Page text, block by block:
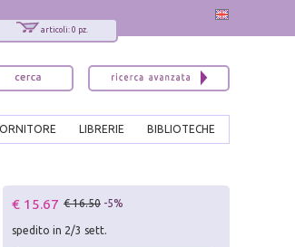
articoli: 0 pz.
BIBLIOTECHE
LIBRERIE
€ 15.67 € 16.50 -5%
spedito in 2/3 sett.
x
ai nostri libri?